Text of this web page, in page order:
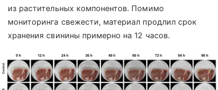
из растительных компонентов. Помимо
мониторинга свежести, материал продлил срок
хранения свинины примерно на 12 часов.